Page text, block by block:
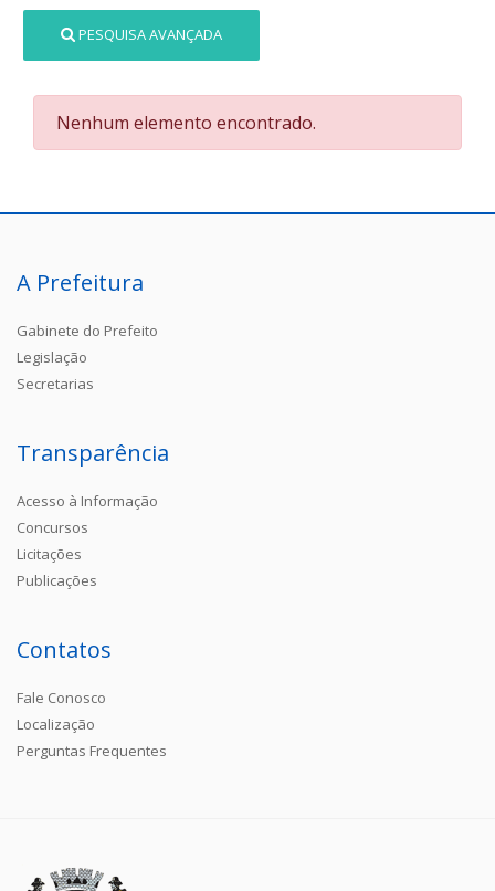
PESQUISA AVANÇADA
Nenhum elemento encontrado.
A Prefeitura
Gabinete do Prefeito
Legislação
Secretarias
Transparência
Acesso à Informação
Concursos
Licitações
Publicações
Contatos
Fale Conosco
Localização
Perguntas Frequentes